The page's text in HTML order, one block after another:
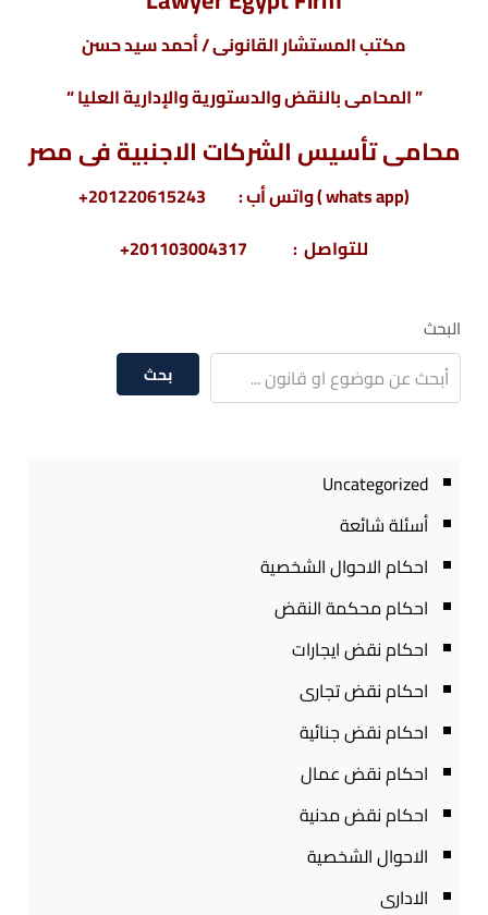
مكتب المستشار القانونى / أحمد سيد حسن
” المحامى بالنقض والدستورية والإدارية العليا “
محامى تأسيس الشركات الاجنبية فى مصر
(whats app ) واتس أب : 201220615243+
للتواصل : 201103004317+
البحث
بحث
Uncategorized
أسئلة شائعة
احكام الاحوال الشخصية
احكام محكمة النقض
احكام نقض ايجارات
احكام نقض تجارى
احكام نقض جنائية
احكام نقض عمال
احكام نقض مدنية
الاحوال الشخصية
الادارى